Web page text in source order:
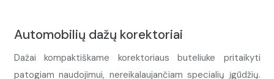
Automobilių dažų korektoriai
Dažai kompaktiškame korektoriaus buteliuke pritaikyti
patogiam naudojimui, nereikalaujančiam specialių įgūdžių.